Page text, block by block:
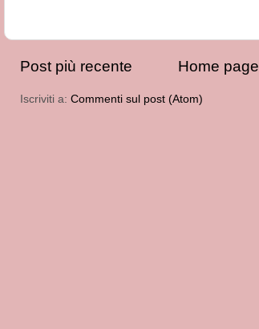
Post più recente Home page
Iscriviti a: Commenti sul post (Atom)